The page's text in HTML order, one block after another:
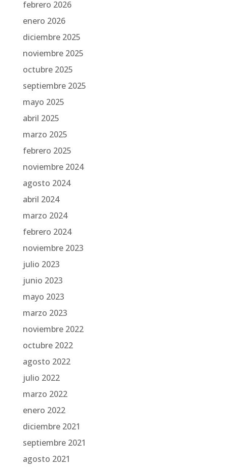
febrero 2026
enero 2026
diciembre 2025
noviembre 2025
octubre 2025
septiembre 2025
mayo 2025
abril 2025
marzo 2025
febrero 2025
noviembre 2024
agosto 2024
abril 2024
marzo 2024
febrero 2024
noviembre 2023
julio 2023
junio 2023
mayo 2023
marzo 2023
noviembre 2022
octubre 2022
agosto 2022
julio 2022
marzo 2022
enero 2022
diciembre 2021
septiembre 2021
agosto 2021